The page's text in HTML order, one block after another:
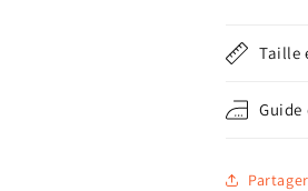
Taille
Partager